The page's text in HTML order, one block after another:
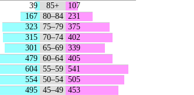
39
85+
107
167 80–84
231
323
75–79 375
315
70–74 402
301
65–69 339
479 60–64 405
604 55–59 541
554 50–54 505
495 45–49 453